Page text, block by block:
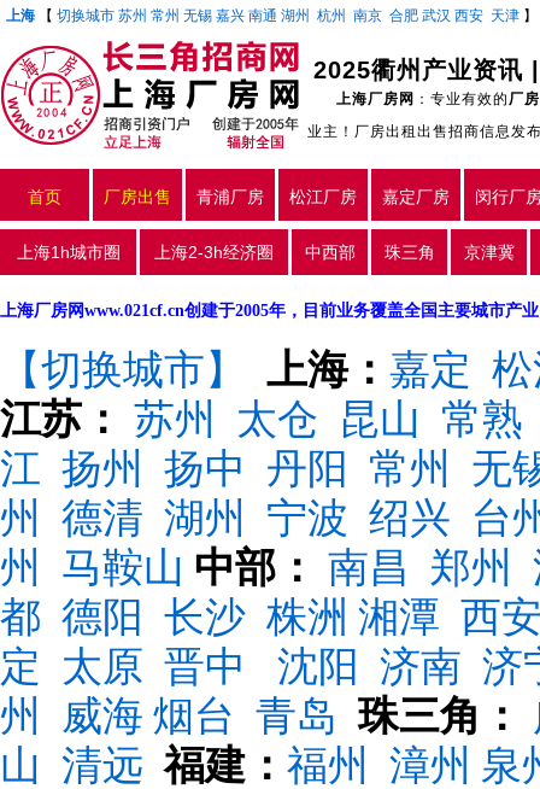
上海 【 切换城市 苏州 常州 无锡 嘉兴 南通 湖州 杭州 南京 合肥 武汉 西安 天津 】
上海厂房网 ：专业有效的厂
业主！厂房出租出售招商信息发
首页 厂房出售 青浦厂房 松江厂房 嘉定厂房 闵行厂
上海1h城市圈 上海2-3h经济圈 中西部 珠三角 京津冀
上海厂房网www.021cf.cn创建于2005年，目前业务覆盖全国主要城市产
【切换城市】 上海： 嘉定
江苏： 苏州 太仓 昆山 常熟
江 扬州 扬中 丹阳 常州
无
州
德清 湖州 宁波 绍兴 台
州
马鞍山 中部： 南昌 郑州
都 德阳 长沙 株洲 湘潭 西
定 太原 晋中 沈阳 济南 济
州
威海 烟台 青岛 珠三角：
山 清远 福建： 福州 漳州 泉